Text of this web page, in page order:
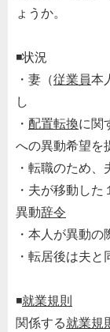
ょうか。
◾️状況
・妻（従業員本
し
・ 配置転換に関
への異動希望を
・転職のため
・夫が移動し
異動辞令
・本人が異動
・転居後は夫と
◾️就業規則
関係する就業規